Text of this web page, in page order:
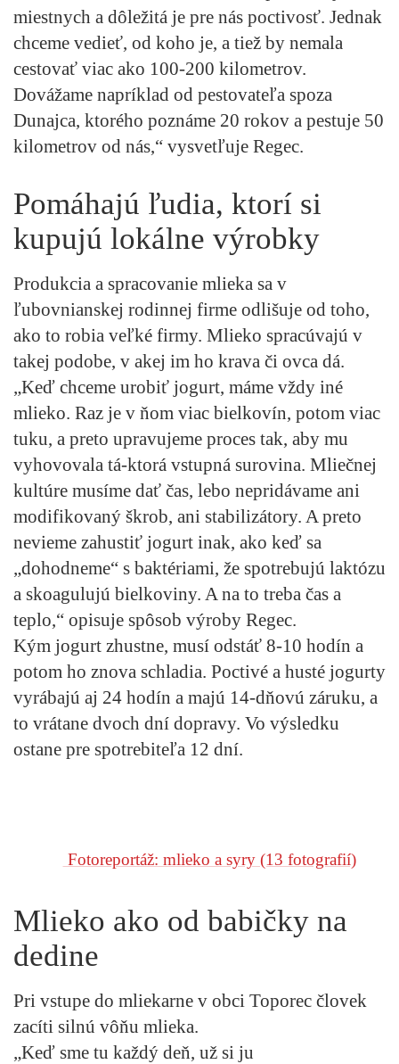
miestnych a dôležitá je pre nás poctivosť. Jednak
chceme vedieť, od koho je, a tiež by nemala
cestovať viac ako 100-200 kilometrov.
Dovážame napríklad od pestovateľa spoza
Dunajca, ktorého poznáme 20 rokov a pestuje 50
kilometrov od nás,“ vysvetľuje Regec.
Pomáhajú ľudia, ktorí si
kupujú lokálne výrobky
Produkcia a spracovanie mlieka sa v
ľubovnianskej rodinnej firme odlišuje od toho,
ako to robia veľké firmy. Mlieko spracúvajú v
takej podobe, v akej im ho krava či ovca dá.
„Keď chceme urobiť jogurt, máme vždy iné
mlieko. Raz je v ňom viac bielkovín, potom viac
tuku, a preto upravujeme proces tak, aby mu
vyhovovala tá-ktorá vstupná surovina. Mliečnej
kultúre musíme dať čas, lebo nepridávame ani
modifikovaný škrob, ani stabilizátory. A preto
nevieme zahustiť jogurt inak, ako keď sa
„dohodneme“ s baktériami, že spotrebujú laktózu
a skoagulujú bielkoviny. A na to treba čas a
teplo,“ opisuje spôsob výroby Regec.
Kým jogurt zhustne, musí odstáť 8-10 hodín a
potom ho znova schladia. Poctivé a husté jogurty
vyrábajú aj 24 hodín a majú 14-dňovú záruku, a
to vrátane dvoch dní dopravy. Vo výsledku
ostane pre spotrebiteľa 12 dní.
Fotoreportáž: mlieko a syry(13 fotografií)
Mlieko ako od babičky na
dedine
Pri vstupe do mliekarne v obci Toporec človek
zacíti silnú vôňu mlieka.
„Keď sme tu každý deň, už si ju